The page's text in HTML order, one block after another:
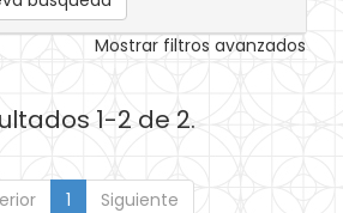
Mostrar filtros avanzados
1-2 de 2.
1 Siguiente